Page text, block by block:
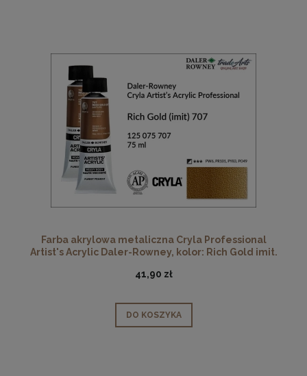
Farba akrylowa metaliczna Cryla Professional
Artist's Acrylic Daler-Rowney, kolor: Rich Gold imit.
41,90 zł
DO KOSZYKA